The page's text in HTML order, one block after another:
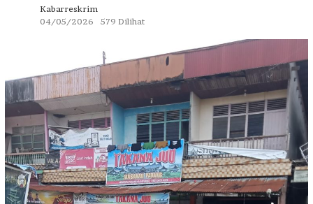
Kabarreskrim
04/05/2026
579 Dilihat